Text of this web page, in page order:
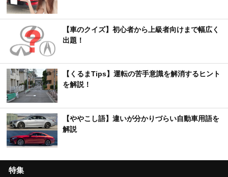
【車のクイズ】初心者から上級者向けまで幅広く
出題！
【くるまTips】運転の苦手意識を解消するヒント
を解説！
【ややこし語】違いが分かりづらい自動車用語を
解説
特集